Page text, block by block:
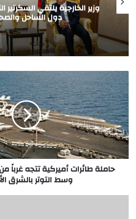
يلتقي السكرتير التنفيذي لتجمع
دول الساحل والصحراء
حاملة طائرات أميركية تتجه غرباً
وسط التوتر بالشرق